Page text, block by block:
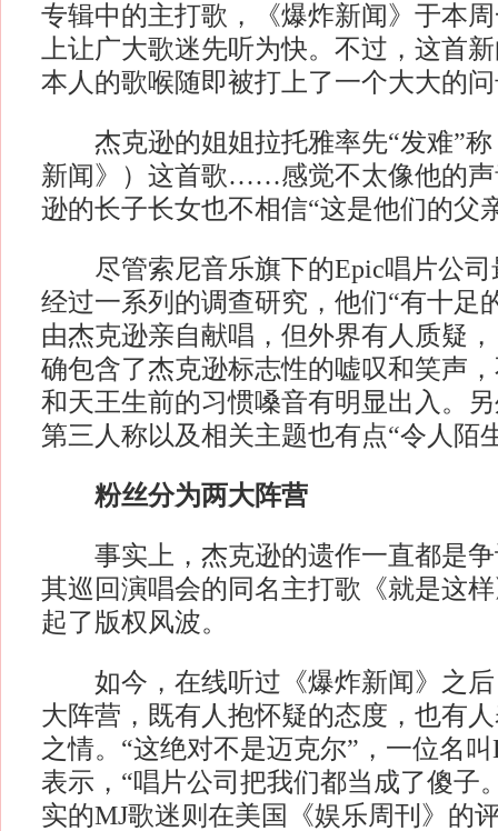
专辑中的主打歌，《爆炸新闻》于本
上让广大歌迷先听为快。不过，这首
本人的歌喉随即被打上了一个大大的
杰克逊的姐姐拉托雅率先“发难”称
新闻》）这首歌……感觉不太像他的声
逊的长子长女也不相信“这是他们的父
尽管索尼音乐旗下的Epic唱片公司
经过一系列的调查研究，他们“有十足
由杰克逊亲自献唱，但外界有人质疑
确包含了杰克逊标志性的嘘叹和笑声
和天王生前的习惯嗓音有明显出入。
第三人称以及相关主题也有点“令人陌
粉丝分为两大阵营
事实上，杰克逊的遗作一直都是争
其巡回演唱会的同名主打歌《就是这
起了版权风波。
如今，在线听过《爆炸新闻》之后
大阵营，既有人抱怀疑的态度，也有
之情。“这绝对不是迈克尔”，一位名
表示，“唱片公司把我们都当成了傻子
实的MJ歌迷则在美国《娱乐周刊》的